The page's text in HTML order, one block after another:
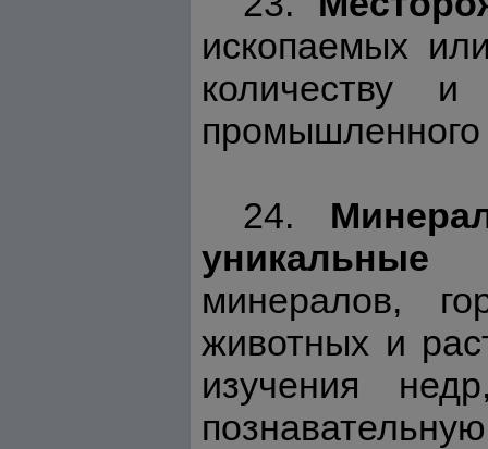
ископаемых
количеству
промышленного
24.
уникальные
минералов,
животных и
изучения